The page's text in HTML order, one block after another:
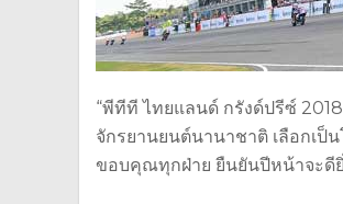
“พีทีที ไทยแลนด์ กรังด์ปรีซ์
จักรยานยนต์นานาชาติ เลือกเป็
ขอบคุณทุกฝ่าย ยืนยันปีหน้าจะดี